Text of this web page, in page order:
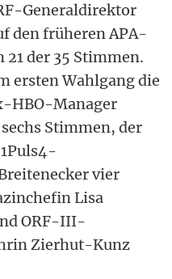
Generaldirektor
den früheren APA-
der 35 Stimmen.
ersten Wahlgang die
HBO-Manager
Stimmen, der
vier
Lisa
ORF-III-
Zierhut-Kunz